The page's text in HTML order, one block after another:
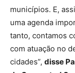
municípios. E,
uma agenda
tanto, contamos
com atuação no
cidades”, disse